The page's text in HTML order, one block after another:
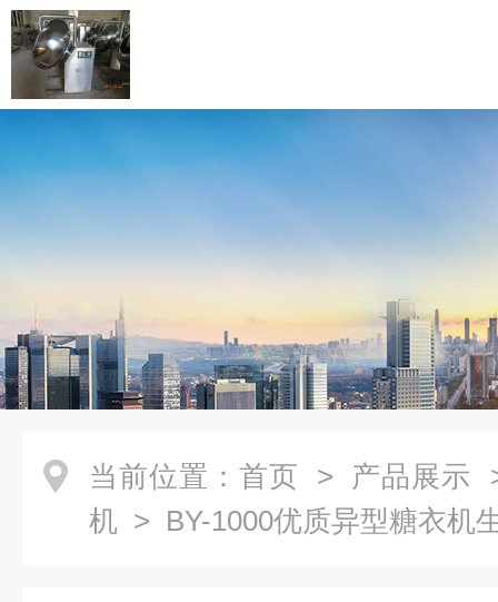
当前位置： 首页 > 产品展示
机 > BY-1000优质异型糖衣机